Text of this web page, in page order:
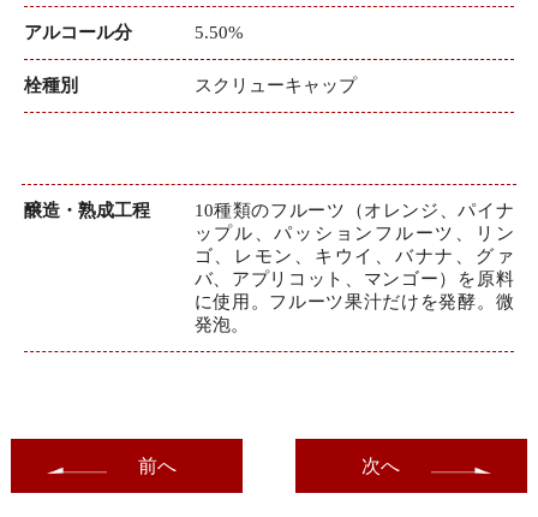
アルコール分 5.50%
栓種別 スクリューキャップ
醸造・熟成工程
10種類のフルーツ（オレンジ、パイナ
ップル、パッションフルーツ、リン
ゴ、レモン、キウイ、バナナ、グァ
バ、アプリコット、マンゴー）を原料
に使用。フルーツ果汁だけを発酵。微
発泡。
前へ 次へ